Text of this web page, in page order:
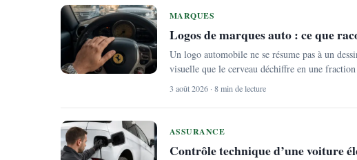
MARQUES
Logos de marques auto : ce que
Un logo automobile ne se résume pas à un
visuelle que le cerveau déchiffre en une
3 août 2026 · 8 min de lecture
ASSURANCE
Contrôle technique d’une voiture